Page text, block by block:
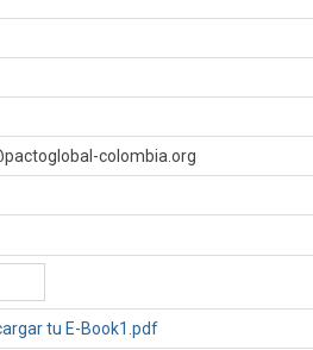
colombia.org
tu E-Book1.pdf